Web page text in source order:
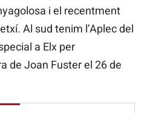
i el recentment
Al sud tenim l’Aplec del
a Elx per
de Joan Fuster el 26 de